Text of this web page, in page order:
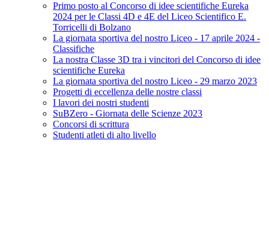
Primo posto al Concorso di idee scientifiche Eureka
2024 per le Classi 4D e 4E del Liceo Scientifico E.
Torricelli di Bolzano
La giornata sportiva del nostro Liceo - 17 aprile 2024 -
Classifiche
La nostra Classe 3D tra i vincitori del Concorso di idee
scientifiche Eureka
La giornata sportiva del nostro Liceo - 29 marzo 2023
Progetti di eccellenza delle nostre classi
I lavori dei nostri studenti
SuBZero - Giornata delle Scienze 2023
Concorsi di scrittura
Studenti atleti di alto livello